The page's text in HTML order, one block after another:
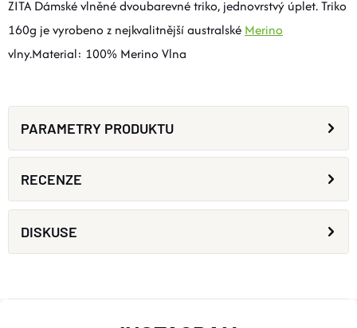
ZITA Dámské vlněné dvoubarevné triko, jednovrstvý úplet. Triko
160g je vyrobeno z nejkvalitnější australské Merino
vlny.Material: 100% Merino Vlna
PARAMETRY PRODUKTU
RECENZE
DISKUSE